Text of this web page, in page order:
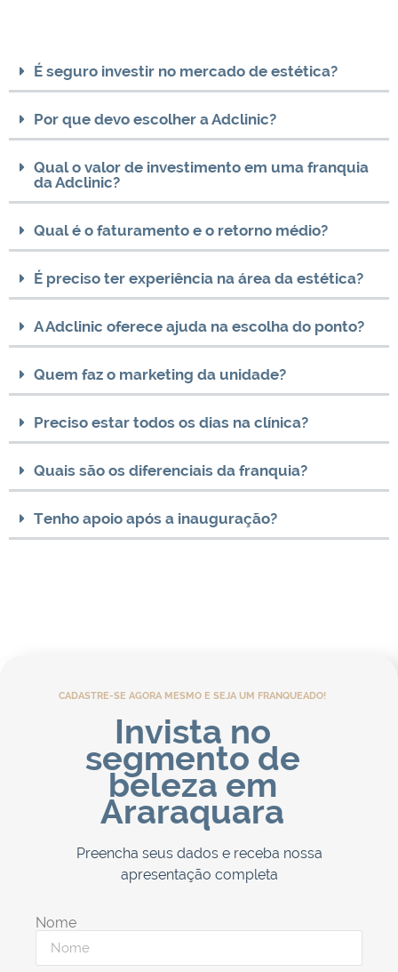
É seguro investir no mercado de estética?
Por que devo escolher a Adclinic?
Qual o valor de investimento em uma franquia
da Adclinic?
Qual é o faturamento e o retorno médio?
É preciso ter experiência na área da estética?
A Adclinic oferece ajuda na escolha do ponto?
Quem faz o marketing da unidade?
Preciso estar todos os dias na clínica?
Quais são os diferenciais da franquia?
Tenho apoio após a inauguração?
CADASTRE-SE AGORA MESMO E SEJA UM FRANQUEADO!
Invista no
segmento de
beleza em
Araraquara
Preencha seus dados e receba nossa
apresentação completa
Nome